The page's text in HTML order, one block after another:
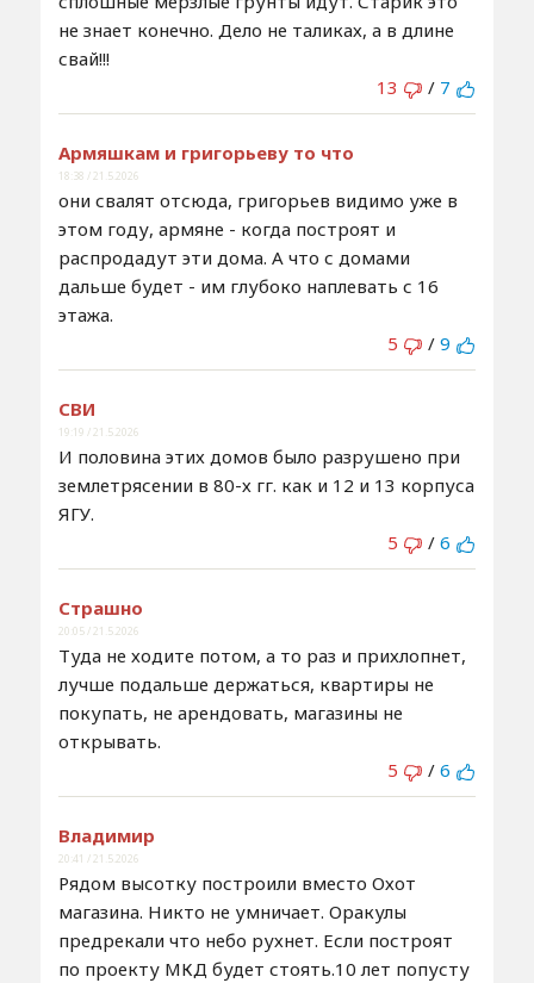
не знает конечно. Дело не таликах, а в длине
свай!!!
13
/ 7
Армяшкам и григорьеву то что
18:38 / 21.5.2026
они свалят отсюда, григорьев видимо уже в
этом году, армяне - когда построят и
распродадут эти дома. А что с домами
дальше будет - им глубоко наплевать с 16
этажа.
5
/ 9
СВИ
19:19 / 21.5.2026
И половина этих домов было разрушено при
землетрясении в 80-х гг. как и 12 и 13 корпуса
ЯГУ.
5
/ 6
Страшно
20:05 / 21.5.2026
Туда не ходите потом, а то раз и прихлопнет,
лучше подальше держаться, квартиры не
покупать, не арендовать, магазины не
открывать.
5
/ 6
Владимир
20:41 / 21.5.2026
Рядом высотку построили вместо Охот
магазина. Никто не умничает. Оракулы
предрекали что небо рухнет. Если построят
по проекту МКД будет стоять.10 лет попусту